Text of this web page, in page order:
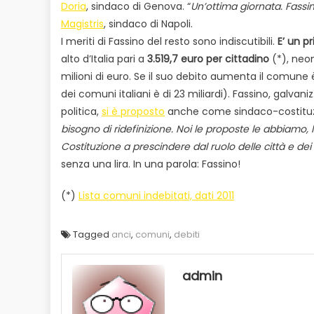
Doria, sindaco di Genova. “Un’ottima giornata.
Magistris, sindaco di Napoli.
I meriti di Fassino del resto sono indiscutibili. E’ un
alto d’Italia pari a 3.519,7 euro per cittadino (*),
milioni di euro. Se il suo debito aumenta il
dei comuni italiani è di 23 miliardi). Fassino,
politica, si è proposto anche come sindaco-
bisogno di ridefinizione. Noi le proposte le
Costituzione a prescindere dal ruolo delle città e dei
senza una lira. In una parola: Fassino!
(*) Lista comuni indebitati, dati 2011
Tagged anci, comuni, debiti
admin